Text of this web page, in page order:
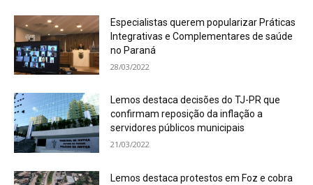
Especialistas querem popularizar Práticas
Integrativas e Complementares de saúde
no Paraná
28/03/2022
Lemos destaca decisões do TJ-PR que
confirmam reposição da inflação a
servidores públicos municipais
21/03/2022
Lemos destaca protestos em Foz e cobra